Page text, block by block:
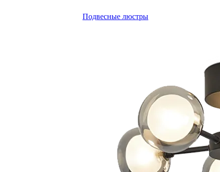
Подвесные люстры